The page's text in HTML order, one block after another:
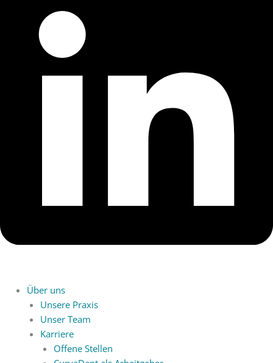
Über uns
Unsere Praxis
Unser Team
Karriere
Offene Stellen